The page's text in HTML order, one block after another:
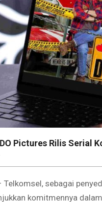
Pictures Rilis Serial
Telkomsel, sebagai
komitmennya